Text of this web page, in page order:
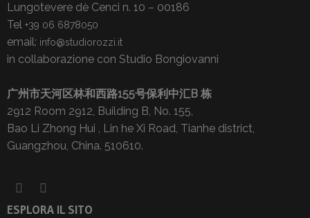
Lungotevere dè Cenci n. 10 – 00186
Tel +39 06 6878050
email: info@studiorozzi.it
in collaborazione con Studio Bongiovanni
广州市天河区林和西路155号保利中汇B 栋
2912 Room 2912, Building B, No. 155,
Bao Li Zhong Hui , Lin he Xi Road, Tianhe district,
Guangzhou, China. 510610.
ESPLORA IL SITO